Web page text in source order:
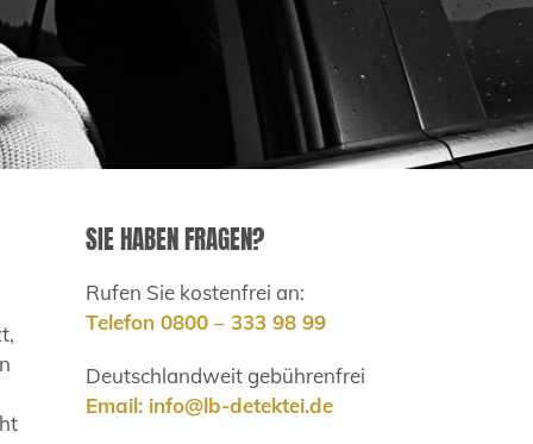
SIE HABEN FRAGEN?
Rufen Sie kostenfrei an:
Telefon 0800 – 333 98 99
Deutschlandweit gebührenfrei
Email: info@lb-detektei.de